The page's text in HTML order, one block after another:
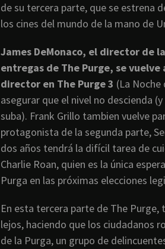
de su tercera parte, que se estrena
los cines del mundo de la mano de
James DeMonaco, el director de
entregas de The Purge, se
director en The Purge 3 (La Noche
asegurar que el nivel no descienda
suba). Frank Grillo tambien vuelve
protagonista de la segunda parte,
dos años tendrá la difícil tarea de
Charlie Roan, quien es la única
Purga en las próximas elecciones
En esta tercera parte de The
lejos, haciendo que los ciudadanos
de la Purga, un grupo de